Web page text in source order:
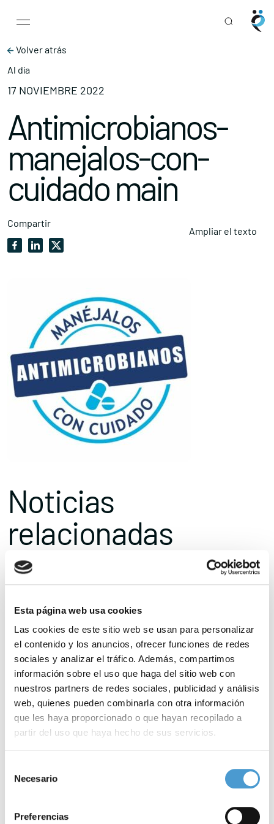
Esta página web usa cookies
Las cookies de este sitio web se usan para personalizar
el contenido y los anuncios, ofrecer funciones de redes
sociales y analizar el tráfico. Además, compartimos
información sobre el uso que haga del sitio web con
nuestros partners de redes sociales, publicidad y análisis
web, quienes pueden combinarla con otra información
que les haya proporcionado o que hayan recopilado a
partir del uso que haya hecho de sus servicios.
de cookies
Necesario
Preferencias
Main Navigation
Volver atrás
Al día
17 NOVIEMBRE 2022
Antimicrobianos-
manejalos-con-
cuidado main
Compartir
Ampliar el texto
Noticias
relacionadas